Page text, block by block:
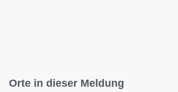
Orte in dieser Meldung